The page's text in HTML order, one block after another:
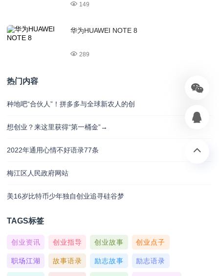
149
华为HUAWEI NOTE 8
289
热门内容
种地吧“合伙人”！拼多多与全球新农人的创
想创业？来这里获得“第一桶金”→
2022年通用心情不好语录77条
梅江区人民政府网站
美16岁比特币少年独自创业追寻硅谷梦
TAGS标签
创业资讯 创业指导 创业故事 创业点子
职场江湖 故事语录 励志故事 励志语录